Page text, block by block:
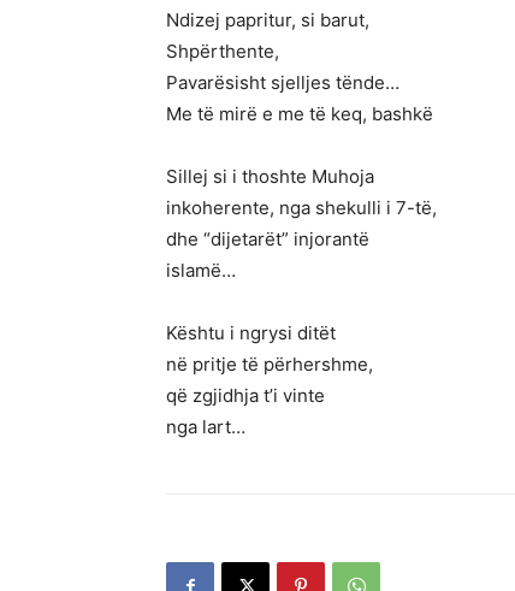
Ndizej papritur, si barut,
Shpërthente,
Pavarësisht sjelljes tënde…
Me të mirë e me të keq, bashkë
Sillej si i thoshte Muhoja
inkoherente, nga shekulli i 7-të,
dhe “dijetarët” injorantë
islamë…
Kështu i ngrysi ditët
në pritje të përhershme,
që zgjidhja t’i vinte
nga lart…